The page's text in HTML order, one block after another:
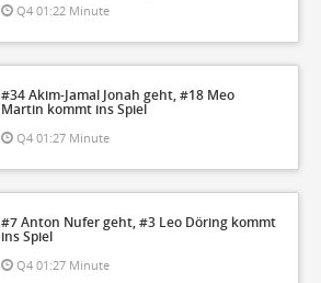
Q4 01:22 Minute
#34 Akim-Jamal Jonah geht, #18 Meo
Martin kommt ins Spiel
Q4 01:27 Minute
#7 Anton Nufer geht, #3 Leo Döring kommt
ins Spiel
Q4 01:27 Minute